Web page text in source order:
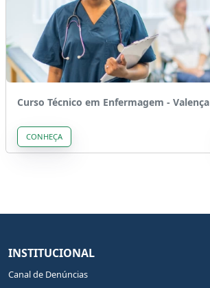
Curso Técnico em Enfermagem - Valença
CONHEÇA
INSTITUCIONAL
Canal de Denúncias